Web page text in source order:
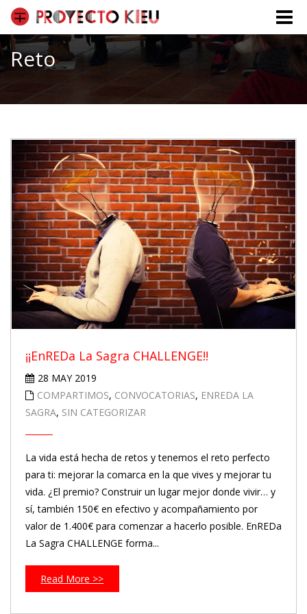
Toggle
Reto
¡¡EnREDa La Sagra CHALLENGE!!
28 MAY 2019
COMPARTIMOS, CONVOCATORIAS, ENREDA LA
SAGRA, SIN CATEGORIZAR
La vida está hecha de retos y tenemos el reto perfecto
para ti: mejorar la comarca en la que vives y mejorar tu
vida. ¿El premio? Construir un lugar mejor donde vivir… y
sí, también 150€ en efectivo y acompañamiento por
valor de 1.400€ para comenzar a hacerlo posible. EnREDa
La Sagra CHALLENGE forma...
Read More >>